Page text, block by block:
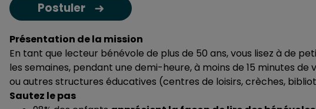
Postuler
Présentation de la mission
En tant que lecteur bénévole de plus de 50 ans, vous lisez à de
les semaines, pendant une demi-heure, à moins de 15 minutes
ou autres structures éducatives (centres de loisirs, crèches,
Sautez le pas